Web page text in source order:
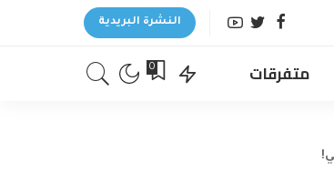
النشرة البريدية
متفرقات 0